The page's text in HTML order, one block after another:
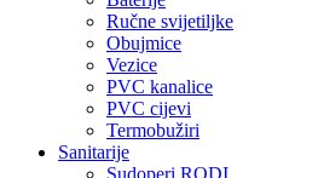
Ručne svijetiljke
Obujmice
Vezice
PVC kanalice
PVC cijevi
Termobužiri
Sanitarije
Sudoperi RODI